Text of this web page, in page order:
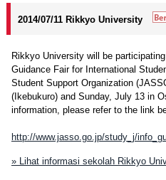
2014/07/11 Rikkyo University
Rikkyo University will be
Guidance Fair for International
Student Support Organization
(Ikebukuro) and Sunday, July 13 in
information, please refer to the link
http://www.jasso.go.jp/study_j/
» Lihat informasi sekolah Rikkyo